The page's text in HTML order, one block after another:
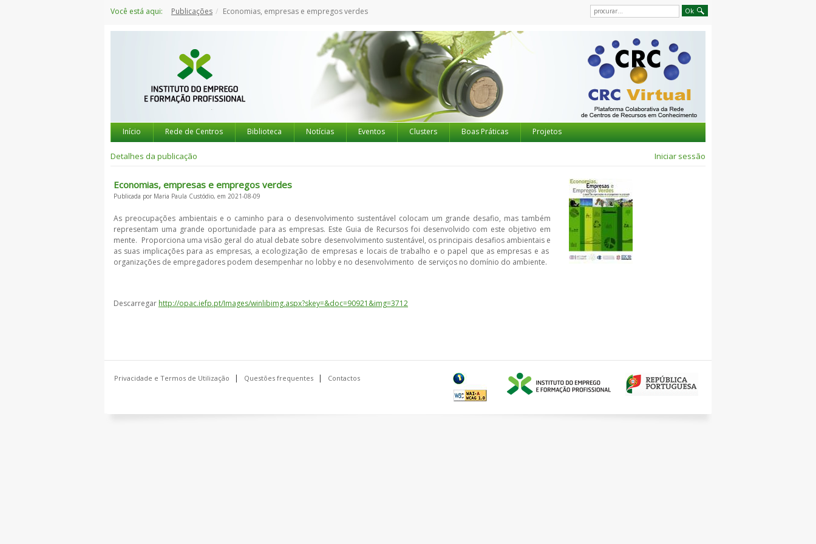
para
Você está aqui: Publicações Economias, empresas e empregos verdes
Início Rede de Centros Biblioteca Notícias Eventos Clusters Boas Práticas Projetos
Detalhes da publicação Iniciar sessão
Economias, empresas e empregos verdes
Publicada por Maria Paula Custódio, em 2021-08-09
As preocupações ambientais e o caminho para o desenvolvimento sustentável colocam um grande desafio, mas também
representam uma grande oportunidade para as empresas. Este Guia de Recursos foi desenvolvido com este objetivo em
mente. Proporciona uma visão geral do atual debate sobre desenvolvimento sustentável, os principais desafios ambientais e
as suas implicações para as empresas, a ecologização de empresas e locais de trabalho e o papel que as empresas e as
organizações de empregadores podem desempenhar no lobby e no desenvolvimento de serviços no domínio do ambiente.
Descarregar http://opac.iefp.pt/Images/winlibimg.aspx?skey=&doc=90921&img=3712
Privacidade e Termos de Utilização Questões frequentes Contactos